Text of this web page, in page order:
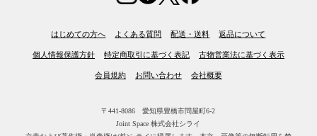
はじめての方へ よくある質問 配送・送料 返品について
個人情報保護方針 特定商取引に基づく表記 古物営業法に基づく表示
会員規約 お問い合わせ 会社概要
〒441-8086 愛知県豊橋市問屋町6-2
Joint Space 株式会社シライ